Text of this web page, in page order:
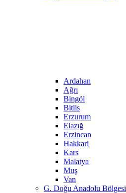
Ardahan
Ağrı
Bingöl
Bitlis
Erzurum
Elazığ
Erzincan
Hakkari
Kars
Malatya
Muş
Van
G. Doğu Anadolu Bölgesi